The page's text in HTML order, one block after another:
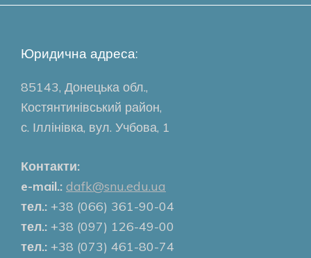
Юридична адреса:
85143, Донецька обл.,
Костянтинівський район,
с. Іллінівка, вул. Учбова, 1
Контакти:
e-mail.: dafk@snu.edu.ua
тел.: +38 (066) 361-90-04
тел.: +38 (097) 126-49-00
тел.: +38 (073) 461-80-74